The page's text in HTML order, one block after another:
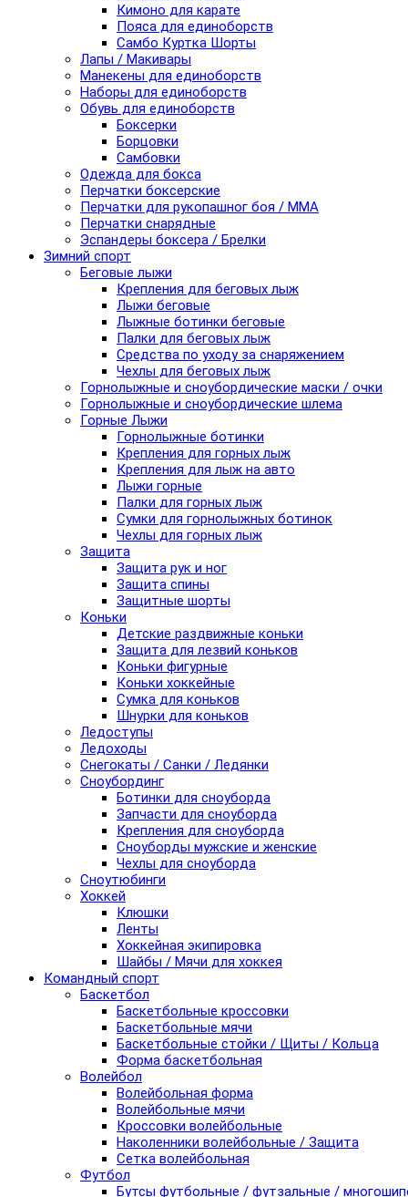
Кимоно для карате
Пояса для единоборств
Самбо Куртка Шорты
Лапы / Макивары
Манекены для единоборств
Наборы для единоборств
Обувь для единоборств
Боксерки
Борцовки
Самбовки
Одежда для бокса
Перчатки боксерские
Перчатки для рукопашног боя / ММА
Перчатки снарядные
Эспандеры боксера / Брелки
Зимний спорт
Беговые лыжи
Крепления для беговых лыж
Лыжи беговые
Лыжные ботинки беговые
Палки для беговых лыж
Средства по уходу за снаряжением
Чехлы для беговых лыж
Горнолыжные и сноубордические маски / очки
Горнолыжные и сноубордические шлема
Горные Лыжи
Горнолыжные ботинки
Крепления для горных лыж
Крепления для лыж на авто
Лыжи горные
Палки для горных лыж
Сумки для горнолыжных ботинок
Чехлы для горных лыж
Защита
Защита рук и ног
Защита спины
Защитные шорты
Коньки
Детские раздвижные коньки
Защита для лезвий коньков
Коньки фигурные
Коньки хоккейные
Сумка для коньков
Шнурки для коньков
Ледоступы
Ледоходы
Снегокаты / Санки / Ледянки
Сноубординг
Ботинки для сноуборда
Запчасти для сноуборда
Крепления для сноуборда
Сноуборды мужские и женские
Чехлы для сноуборда
Сноутюбинги
Хоккей
Клюшки
Ленты
Хоккейная экипировка
Шайбы / Мячи для хоккея
Командный спорт
Баскетбол
Баскетбольные кроссовки
Баскетбольные мячи
Баскетбольные стойки / Щиты / Кольца
Форма баскетбольная
Волейбол
Волейбольная форма
Волейбольные мячи
Кроссовки волейбольные
Наколенники волейбольные / Защита
Сетка волейбольная
Футбол
Бутсы футбольные / футзальные /